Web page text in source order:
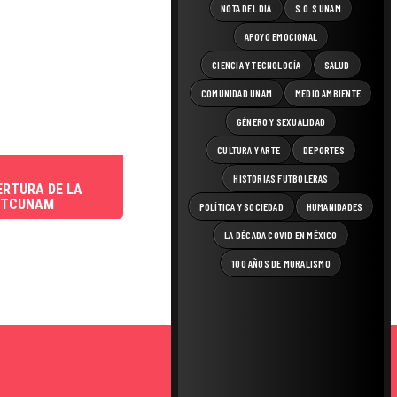
NOTA DEL DÍA S.O.S UNAM
APOYO EMOCIONAL
CIENCIA Y TECNOLOGÍA SALUD
COMUNIDAD UNAM MEDIO AMBIENTE
GÉNERO Y SEXUALIDAD
CULTURA Y ARTE DEPORTES
HISTORIAS FUTBOLERAS
POLÍTICA Y SOCIEDAD HUMANIDADES
LA DÉCADA COVID EN MÉXICO
100 AÑOS DE MURALISMO
DE LA